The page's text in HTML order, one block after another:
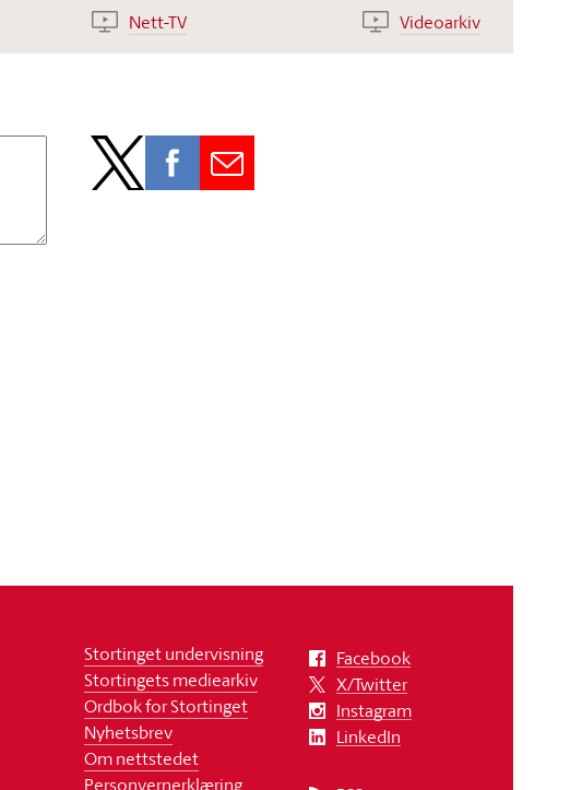
Nett-TV Videoarkiv
Stortinget undervisning
Stortingets mediearkiv
Ordbok for Stortinget
Nyhetsbrev
Om nettstedet
Personvernerklæring
Facebook
X/Twitter
Instagram
LinkedIn